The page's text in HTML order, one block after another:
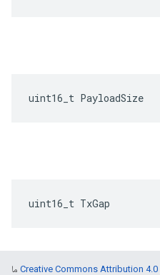
uint16_t PayloadSize
uint16_t TxGap
ما